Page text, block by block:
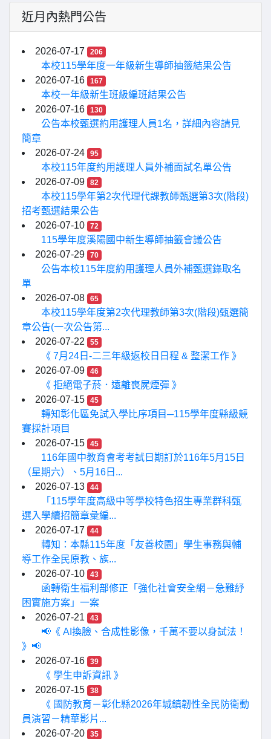
近月內熱門公告
2026-07-17 206
本校115學年度一年級新生導師抽籤結果公告
2026-07-16
167
本校一年級新生班級編班結果公告
2026-07-16
130
公告本校甄選約用護理人員1名，詳細內容請見
簡章
2026-07-24
95
本校115年度約用護理人員外補面試名單公告
2026-07-09
82
本校115學年第2次代理代課教師甄選第3次(階段)
招考甄選結果公告
2026-07-10
72
115學年度溪陽國中新生導師抽籤會議公告
2026-07-29
70
公告本校115年度約用護理人員外補甄選錄取名
單
2026-07-08
65
本校115學年度第2次代理教師第3次(階段)甄選簡
章公告(一次公告第...
2026-07-22
55
《 7月24日-二三年級返校日日程 & 整潔工作 》
2026-07-09
46
《 拒絕電子菸．遠離喪屍煙彈 》
2026-07-15
45
轉知彰化區免試入學比序項目─115學年度縣級競
賽採計項目
2026-07-15
45
116年國中教育會考考試日期訂於116年5月15日
（星期六）、5月16日...
2026-07-13
44
「115學年度高級中等學校特色招生專業群科甄
選入學續招簡章彙編...
2026-07-17
44
轉知：本縣115年度「友善校園」學生事務與輔
導工作全民原教、族...
2026-07-10
43
函轉衛生福利部修正「強化社會安全網－急難紓
困實施方案」一案
2026-07-21
43
📢《 AI換臉、合成性影像，千萬不要以身試法！
》📢
2026-07-16
39
《 學生申訴資訊 》
2026-07-15
38
《 國防教育－彰化縣2026年城鎮韌性全民防衛動
員演習－精華影片...
2026-07-20
35